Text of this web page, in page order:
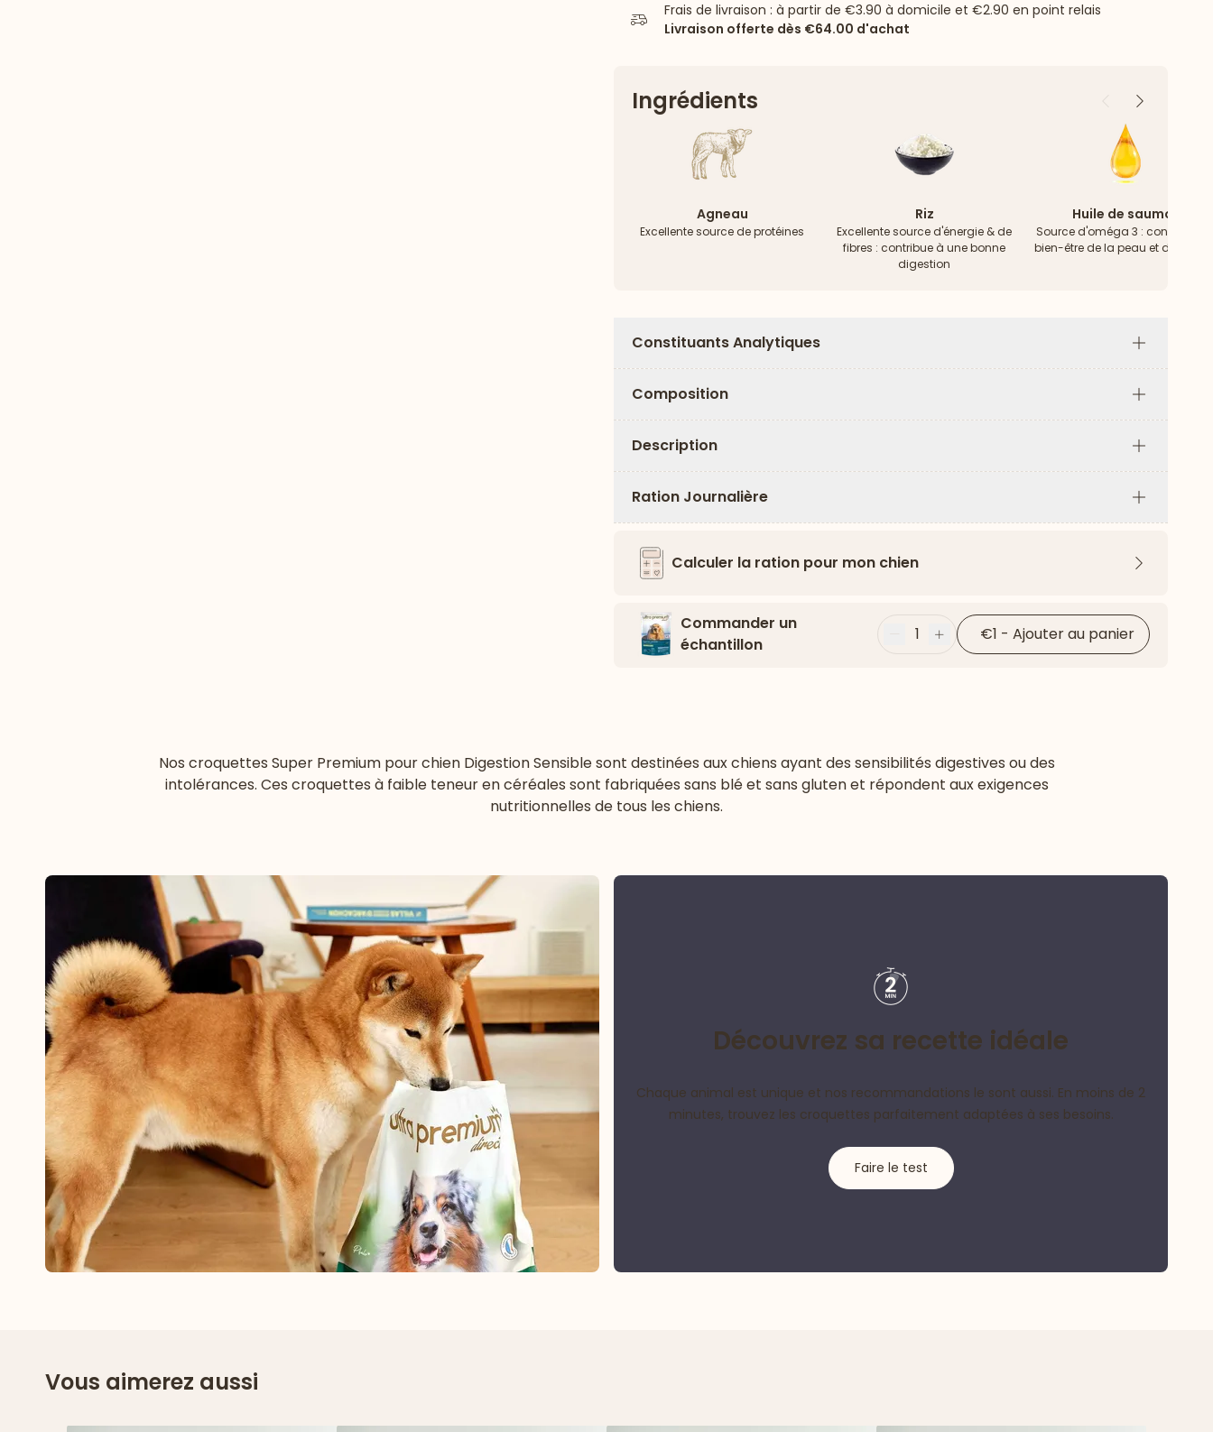
Frais de livraison : à partir de €3.90 à domicile et €2.90 en point relais
Livraison offerte dès €64.00 d'achat
Ingrédients PrécédentSuivant
Agneau
Excellente source de protéines
Riz
Excellente source d'énergie & de
fibres : contribue à une bonne
digestion
Huile de saumon
Source d'oméga 3 : contribue
bien-être de la peau et du
Constituants Analytiques
Plus
Composition
Plus
Description
Plus
Ration Journalière
Plus
Calculer la ration pour mon chien
Commander un
échantillon
Moins
1 Plus €1 - Ajouter au panier
Nos croquettes Super Premium pour chien Digestion Sensible sont destinées aux chiens ayant des sensibilités digestives ou des
intolérances. Ces croquettes à faible teneur en céréales sont fabriquées sans blé et sans gluten et répondent aux exigences
nutritionnelles de tous les chiens.
Découvrez sa recette idéale
Chaque animal est unique et nos recommandations le sont aussi. En moins de 2
minutes, trouvez les croquettes parfaitement adaptées à ses besoins.
Faire le test
Vous aimerez aussi